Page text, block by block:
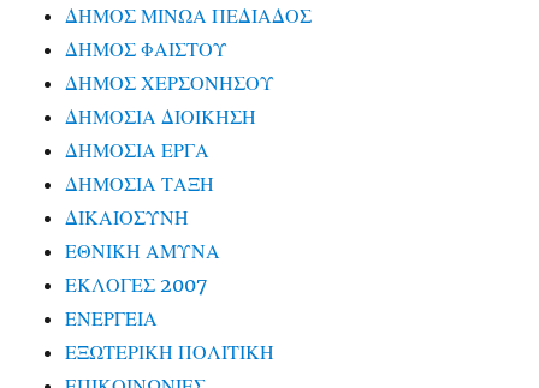
ΔΗΜΟΣ ΜΙΝΩΑ ΠΕΔΙΑΔΟΣ
ΔΗΜΟΣ ΦΑΙΣΤΟΥ
ΔΗΜΟΣ ΧΕΡΣΟΝΗΣΟΥ
ΔΗΜΟΣΙΑ ΔΙΟΙΚΗΣΗ
ΔΗΜΟΣΙΑ ΕΡΓΑ
ΔΗΜΟΣΙΑ ΤΑΞΗ
ΔΙΚΑΙΟΣΥΝΗ
ΕΘΝΙΚΗ ΑΜΥΝΑ
ΕΚΛΟΓΕΣ 2007
ΕΝΕΡΓΕΙΑ
ΕΞΩΤΕΡΙΚΗ ΠΟΛΙΤΙΚΗ